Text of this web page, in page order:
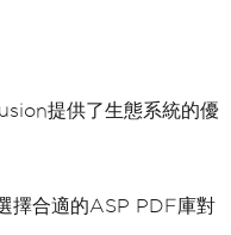
提供了生態系統的優
擇合適的ASP PDF庫對